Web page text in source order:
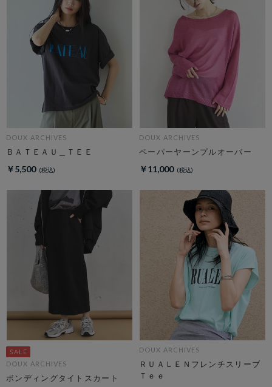
DOUX ARCHIVES
ＢＡＴＥＡＵ＿ＴＥＥ
￥5,500
DOUX ARCHIVES
ペーパーヤーンプルオーバー
￥11,000
DOUX ARCHIVES
ボンディングタイトスカート
DOUX ARCHIVES
ＲＵＡＬＥＮフレンチスリーブ
Ｔｅｅ